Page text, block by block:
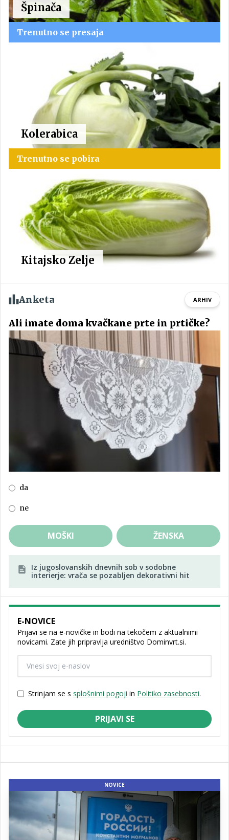
Špinača
Trenutno se presaja
Kolerabica
Trenutno se pobira
Kitajsko Zelje
Anketa ARHIV
Ali imate doma kvačkane prte in prtičke?
da
ne
MOŠKI ŽENSKA
Iz jugoslovanskih dnevnih sob v sodobne
interierje: vrača se pozabljen dekorativni hit
E-NOVICE
Prijavi se na e-novičke in bodi na tekočem z aktualnimi
novicami. Zate jih pripravlja uredništvo Dominvrt.si.
Strinjam se s splošnimi pogoji in Politiko zasebnosti.
PRIJAVI SE
NOVICE